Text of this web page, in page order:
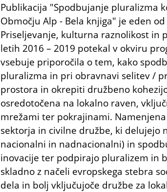
Publikacija "Spodbujanje pluralizma
Območju Alp - Bela knjiga" je eden
Priseljevanje, kulturna raznolikost in
letih 2016 – 2019 potekal v okviru
vsebuje priporočila o tem, kako
pluralizma in pri obravnavi selitev /
prostora in okrepiti družbeno
osredotočena na lokalno raven,
mrežami ter pokrajinami.
sektorja in civilne družbe, ki delujejo
nacionalni in nadnacionalni) in
inovacije ter podpirajo pluralizem in
skladno z načeli evropskega stebra
dela in bolj vključujoče družbe za